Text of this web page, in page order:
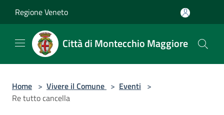
Regione Veneto
Città di Montecchio Maggiore
Home > Vivere il Comune > Eventi >
Re tutto cancella